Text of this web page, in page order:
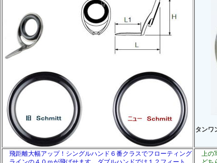
タンワ
飛距離大幅アップ！シングルハンド６番クラスでフローティング
上の